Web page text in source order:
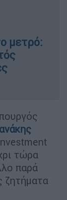
μετρό:
τώρα
παρά
ζητήματα